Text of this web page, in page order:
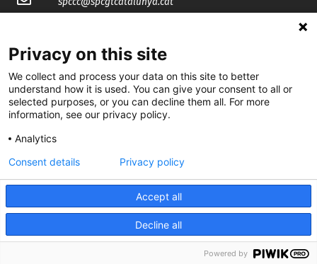
@CGTCatalunya
cgtcatalunya
cgtcatalunya
Desenvolupat per
Privacy on this site
We collect and process your data on this site to better
understand how it is used. You can give your consent to all or
selected purposes, or you can decline them all. For more
information, see our privacy policy.
Analytics
Accept all
Decline all
Consent details Privacy policy
Powered by